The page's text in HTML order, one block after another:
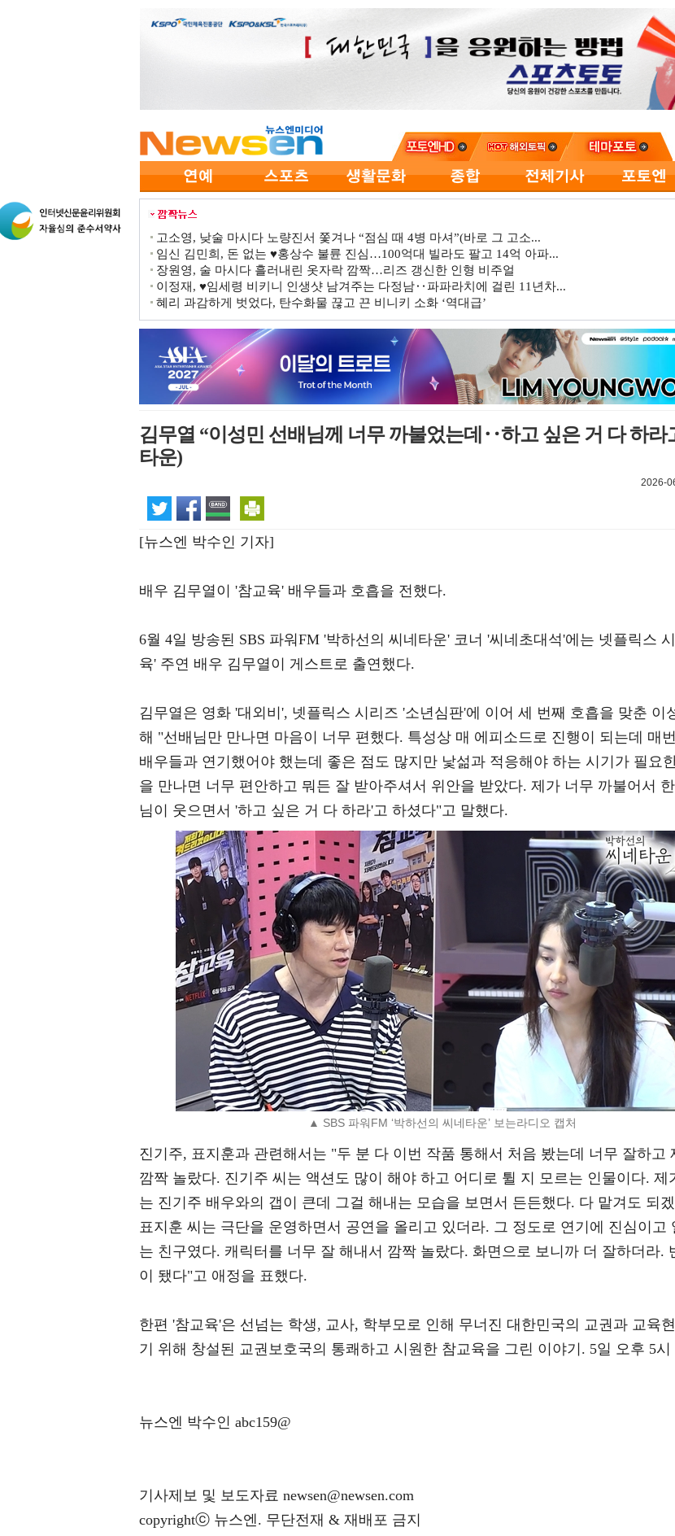
고소영, 낮술 마시다 노량진서 쫓겨나 “점심 때 4병 마셔”(바로 그 고소...
임신 김민희, 돈 없는 ♥홍상수 불륜 진심…100억대 빌라도 팔고 14억 아파...
장원영, 술 마시다 흘러내린 옷자락 깜짝…리즈 갱신한 인형 비주얼
이정재, ♥임세령 비키니 인생샷 남겨주는 다정남‥파파라치에 걸린 11년차...
혜리 과감하게 벗었다, 탄수화물 끊고 끈 비니키 소화 ‘역대급’
김무열 “이성민 선배님께 너무 까불었는데‥하고 싶은 거 다 하라
타운)
2026-
[뉴스엔 박수인 기자]
배우 김무열이 '참교육' 배우들과 호흡을 전했다.
6월 4일 방송된 SBS 파워FM '박하선의 씨네타운' 코너 '씨네초대석'에는 넷플릭스
육' 주연 배우 김무열이 게스트로 출연했다.
김무열은 영화 '대외비', 넷플릭스 시리즈 '소년심판'에 이어 세 번째 호흡을 맞춘 이
해 "선배님만 만나면 마음이 너무 편했다. 특성상 매 에피소드로 진행이 되는데 매
배우들과 연기했어야 했는데 좋은 점도 많지만 낯섦과 적응해야 하는 시기가 필요
을 만나면 너무 편안하고 뭐든 잘 받아주셔서 위안을 받았다. 제가 너무 까불어서
님이 웃으면서 '하고 싶은 거 다 하라'고 하셨다"고 말했다.
▲ SBS 파워FM ‘박하선의 씨네타운’ 보는라디오 캡처
진기주, 표지훈과 관련해서는 "두 분 다 이번 작품 통해서 처음 봤는데 너무 잘하고
깜짝 놀랐다. 진기주 씨는 액션도 많이 해야 하고 어디로 튈 지 모르는 인물이다. 제
는 진기주 배우와의 갭이 큰데 그걸 해내는 모습을 보면서 든든했다. 다 맡겨도 되
표지훈 씨는 극단을 운영하면서 공연을 올리고 있더라. 그 정도로 연기에 진심이고
는 친구였다. 캐릭터를 너무 잘 해내서 깜짝 놀랐다. 화면으로 보니까 더 잘하더라.
이 됐다"고 애정을 표했다.
한편 '참교육'은 선넘는 학생, 교사, 학부모로 인해 무너진 대한민국의 교권과 교육현
기 위해 창설된 교권보호국의 통쾌하고 시원한 참교육을 그린 이야기. 5일 오후 5시
뉴스엔 박수인 abc159@
기사제보 및 보도자료 newsen@newsen.com
copyrightⓒ 뉴스엔. 무단전재 & 재배포 금지